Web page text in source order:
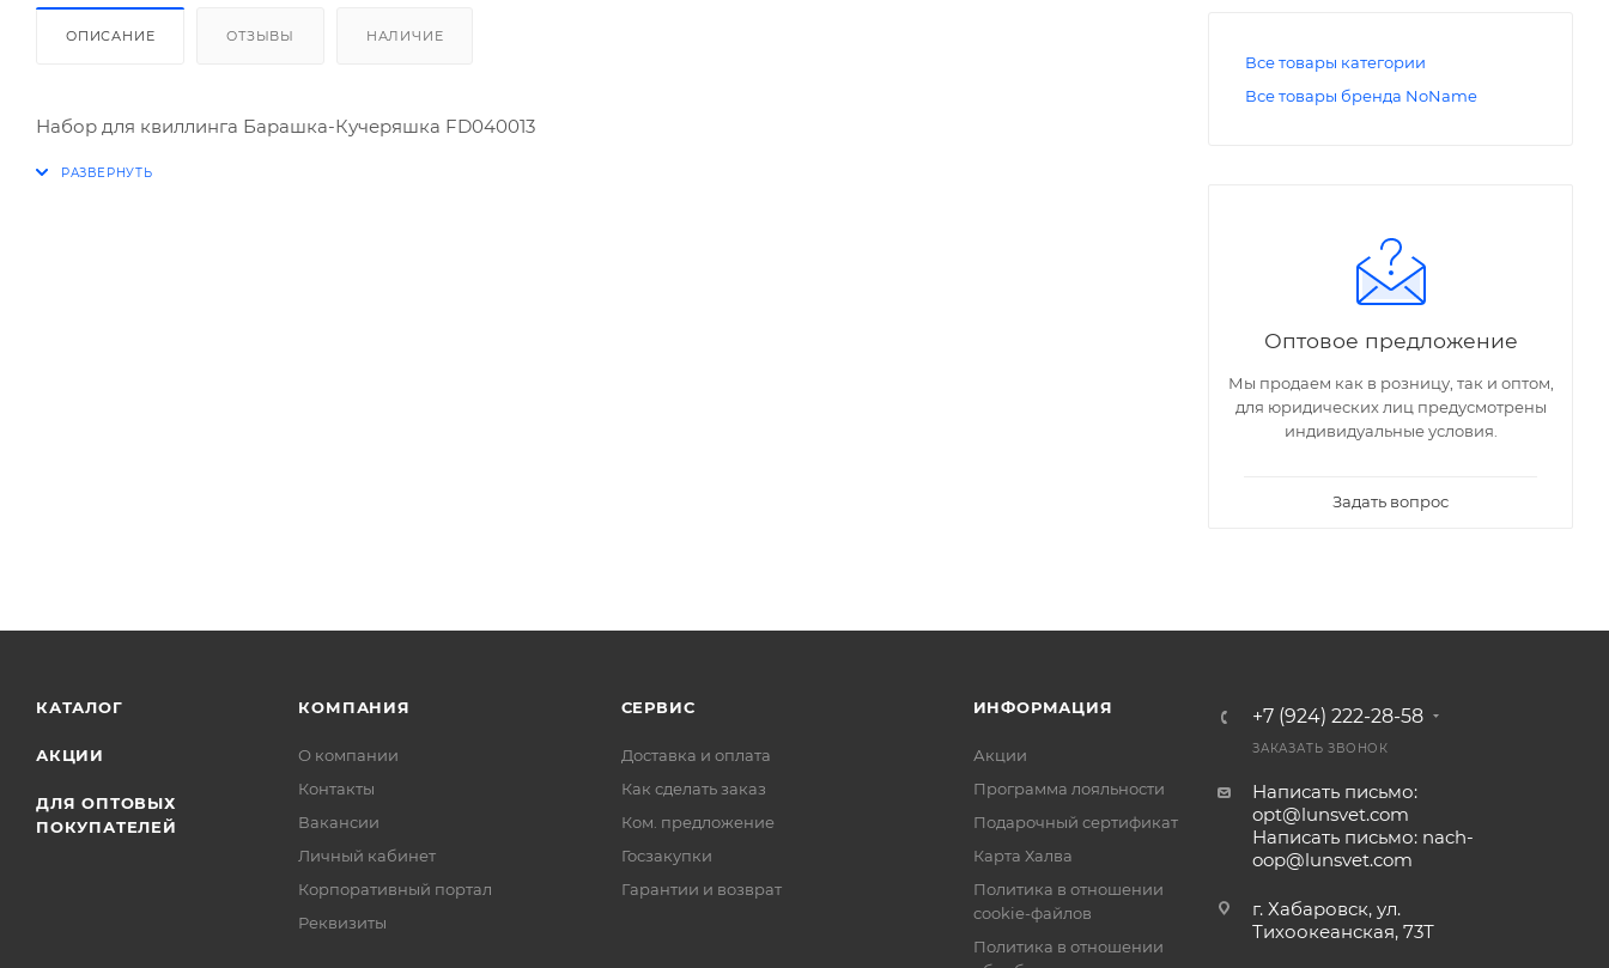
ОПИСАНИЕ ОТЗЫВЫ НАЛИЧИЕ
Набор для квиллинга Барашка-Кучеряшка FD040013
Все товары категории
Все товары бренда NoName
Оптовое предложение
Мы продаем как в розницу, так и оптом,
для юридических лиц предусмотрены
индивидуальные условия.
Задать вопрос
КАТАЛОГ
АКЦИИ
ДЛЯ ОПТОВЫХ
ПОКУПАТЕЛЕЙ
КОМПАНИЯ
О компании
Контакты
Вакансии
Личный кабинет
Корпоративный портал
Реквизиты
СЕРВИС
Доставка и оплата
Как сделать заказ
Ком. предложение
Госзакупки
Гарантии и возврат
ИНФОРМАЦИЯ
Акции
Программа лояльности
Подарочный сертификат
Карта Халва
Политика в отношении
cookie-файлов
Политика в отношении
+7 (924) 222-28-58
ЗАКАЗАТЬ ЗВОНОК
Написать письмо:
opt@lunsvet.com
Написать письмо: nach-
oop@lunsvet.com
г. Хабаровск, ул.
Тихоокеанская, 73Т